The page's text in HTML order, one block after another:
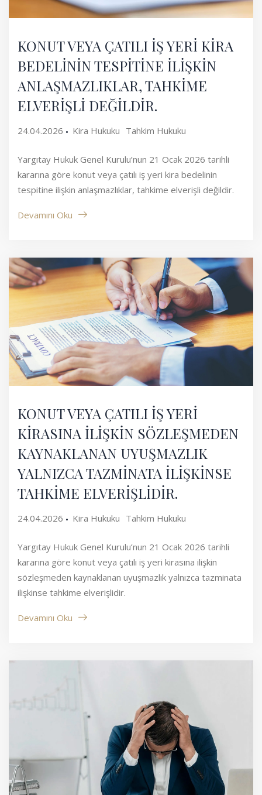
KONUT VEYA ÇATILI İŞ YERİ KİRA
BEDELİNİN TESPİTİNE İLİŞKİN
ANLAŞMAZLIKLAR, TAHKİME
ELVERİŞLİ DEĞİLDİR.
24.04.2026 Kira Hukuku Tahkim Hukuku
Yargıtay Hukuk Genel Kurulu’nun 21 Ocak 2026 tarihli
kararına göre konut veya çatılı iş yeri kira bedelinin
tespitine ilişkin anlaşmazlıklar, tahkime elverişli değildir.
Devamını Oku
KONUT VEYA ÇATILI İŞ YERİ
KİRASINA İLİŞKİN SÖZLEŞMEDEN
KAYNAKLANAN UYUŞMAZLIK
YALNIZCA TAZMİNATA İLİŞKİNSE
TAHKİME ELVERİŞLİDİR.
24.04.2026 Kira Hukuku Tahkim Hukuku
Yargıtay Hukuk Genel Kurulu’nun 21 Ocak 2026 tarihli
kararına göre konut veya çatılı iş yeri kirasına ilişkin
sözleşmeden kaynaklanan uyuşmazlık yalnızca tazminata
ilişkinse tahkime elverişlidir.
Devamını Oku